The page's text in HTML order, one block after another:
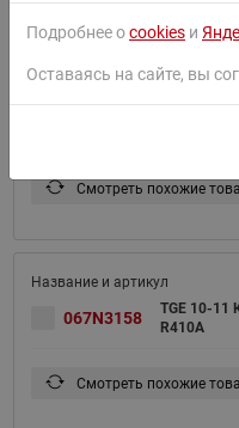
Смотреть похожие
067N3158
TGE 10-11
R410A
Смотреть похожие
Подробнее оcookies и
Оставаясь на сайте, вы